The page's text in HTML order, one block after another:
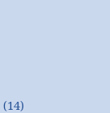
(14)